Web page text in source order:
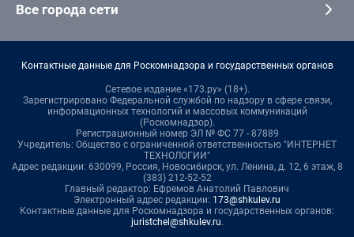
Все города сети
Контактные данные для Роскомнадзора и государственных органов
Сетевое издание «173.ру» (18+).
Зарегистрировано Федеральной службой по надзору в сфере связи,
информационных технологий и массовых коммуникаций
(Роскомнадзор).
Регистрационный номер ЭЛ № ФС 77 - 87889
Учредитель: Общество с ограниченной ответственностью "ИНТЕРНЕТ
ТЕХНОЛОГИИ"
Адрес редакции: 630099, Россия, Новосибирск, ул. Ленина, д. 12, 6 этаж, 8
(383) 212-52-52
Главный редактор: Ефремов Анатолий Павлович
Электронный адрес редакции: 173@shkulev.ru
Контактные данные для Роскомнадзора и государственных органов:
juristchel@shkulev.ru.